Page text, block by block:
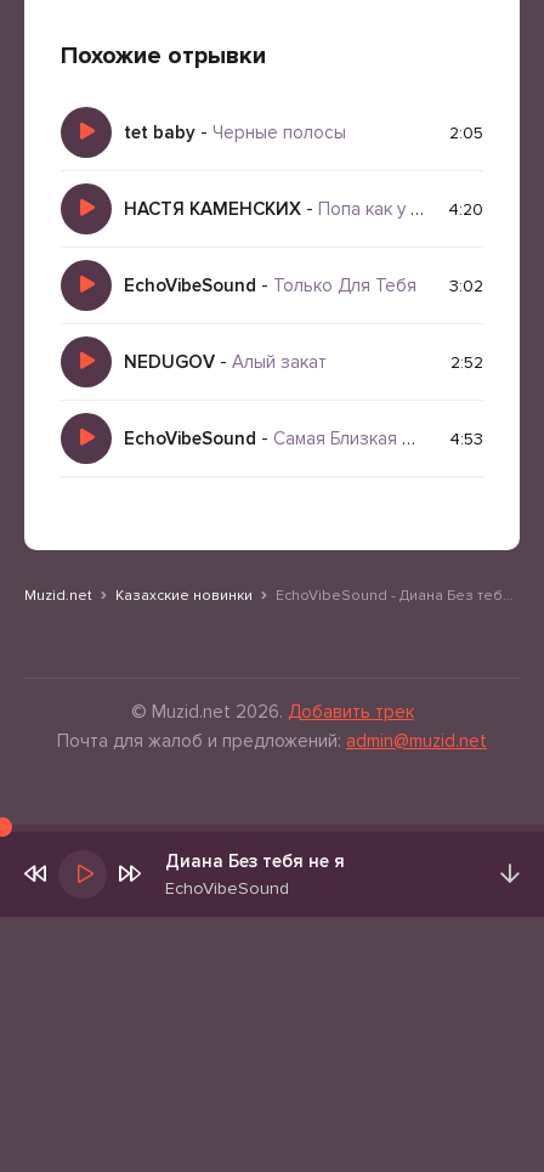
Похожие отрывки
tet baby - Черные полосы 2:05
НАСТЯ КАМЕНСКИХ - Попа как у ким 4:20
EchoVibeSound - Только Для Тебя 3:02
NEDUGOV - Алый закат 2:52
EchoVibeSound - Самая Близкая Нежная 4:53
Muzid.net Казахские новинки EchoVibeSound - Диана Без тебя не я
© Muzid.net 2026. Добавить трек
Почта для жалоб и предложений: admin@muzid.net
Диана Без тебя не я
EchoVibeSound